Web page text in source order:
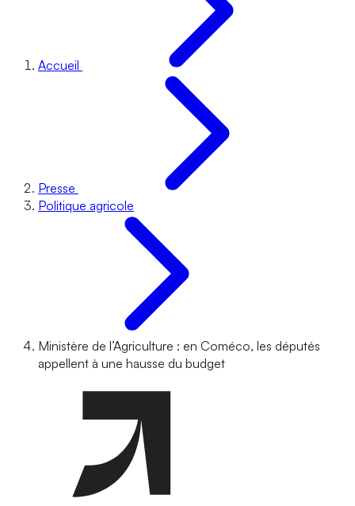
Accueil
Presse
Politique agricole
Ministère de l’Agriculture : en Coméco, les députés
appellent à une hausse du budget